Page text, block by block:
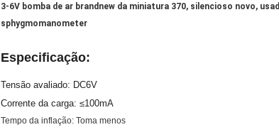
3-6V bomba de ar brandnew da miniatura 370, silencioso novo,
sphygmomanometer
Especificação:
Tensão avaliado: DC6V
Corrente da carga: ≤100mA
Tempo da inflação: Toma menos